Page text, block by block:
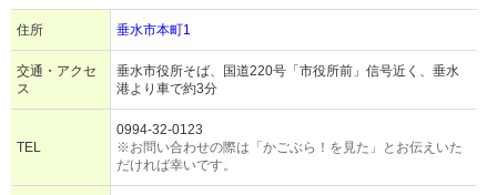
住所 垂水市本町1
交通・アクセ
ス
垂水市役所そば、国道220号「市役所前」信号近く、垂水
港より車で約3分
TEL
0994-32-0123
※お問い合わせの際は「かごぶら！を見た」とお伝えいた
だければ幸いです。